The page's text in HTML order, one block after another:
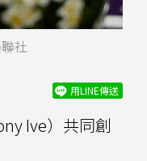
社
用LINE傳送
Ive）共同創